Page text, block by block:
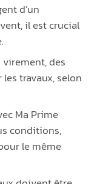
d’un
il est crucial
des
travaux, selon
Ma Prime
conditions,
le même